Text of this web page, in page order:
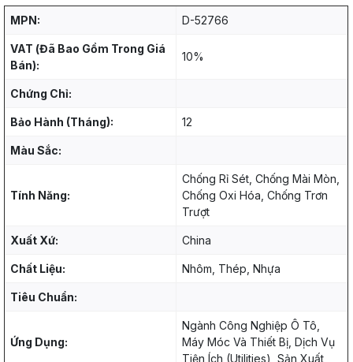
MPN: D-52766
VAT (Đã Bao Gồm Trong Giá
Bán):
10%
Chứng Chỉ:
Bảo Hành (Tháng): 12
Màu Sắc:
Tính Năng:
Chống Rỉ Sét, Chống Mài Mòn,
Chống Oxi Hóa, Chống Trơn
Trượt
Xuất Xứ: China
Chất Liệu: Nhôm, Thép, Nhựa
Tiêu Chuẩn:
Ứng Dụng:
Ngành Công Nghiệp Ô Tô,
Máy Móc Và Thiết Bị, Dịch Vụ
Tiện Ích (Utilities), Sản Xuất